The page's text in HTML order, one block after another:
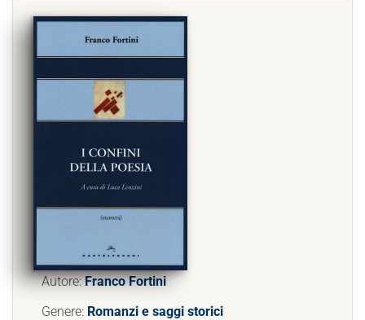
Autore:Franco Fortini
Genere: Romanzi e saggi storici